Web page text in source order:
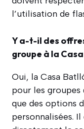
l’utilisation de
Y a-t-il des
groupe à la
Oui, la Casa
pour les groupes
que des options
personnalisées.